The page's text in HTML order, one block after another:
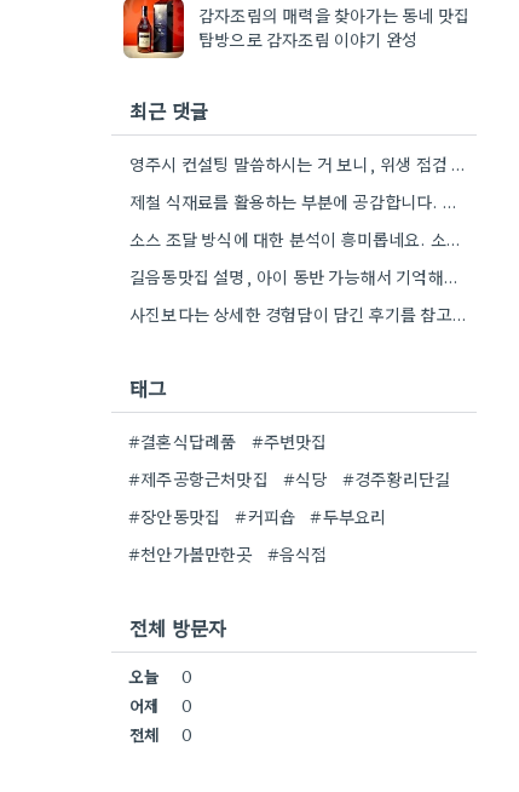
감자조림의 매력을 찾아가는 동네 맛집
탐방으로 감자조림 이야기 완성
최근 댓글
영주시 컨설팅 말씀하시는 거 보니, 위생 점검 준비를 훨씬 더 체계적으로 할 수 있겠네요.
제철 식재료를 활용하는 부분에 공감합니다. 제가 살고 있는 지역 특성상 제철 반찬집에서 사용하는 채소들이 정말…
소스 조달 방식에 대한 분석이 흥미롭네요. 소스 품질이 맛에 큰 영향을 주니까, 브랜드 선택할 때…
길음동맛집 설명, 아이 동반 가능해서 기억해뒀어요. 덕분에 다음 방문할 때 훨씬 수월할 것 같아요.
사진보다는 상세한 경험담이 담긴 후기를 참고하는 게 정말 공감되네요. 특히 어떤 점이 좋았고 아쉬웠는지 구체적으로…
태그
#결혼식답례품
#주변맛집
#제주공항근처맛집
#식당
#경주황리단길
#장안동맛집
#커피숍
#두부요리
#천안가볼만한곳
#음식점
전체 방문자
오늘
0
어제
0
전체
0